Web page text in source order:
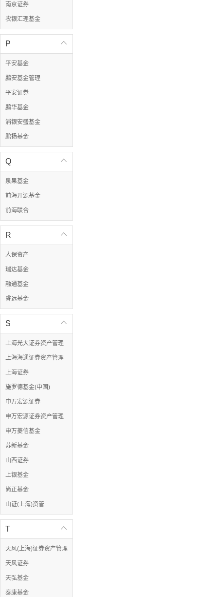
南京证券
农银汇理基金

P
平安基金
鹏安基金管理
平安证券
鹏华基金
浦银安盛基金
鹏扬基金

Q
泉果基金
前海开源基金
前海联合

R
人保资产
瑞达基金
融通基金
睿远基金

S
上海光大证券资产管理
上海海通证券资产管理
上海证券
施罗德基金(中国)
申万宏源证券
申万宏源证券资产管理
申万菱信基金
苏新基金
山西证券
上银基金
尚正基金
山证(上海)资管

T
天风(上海)证券资产管理
天风证券
天弘基金
泰康基金